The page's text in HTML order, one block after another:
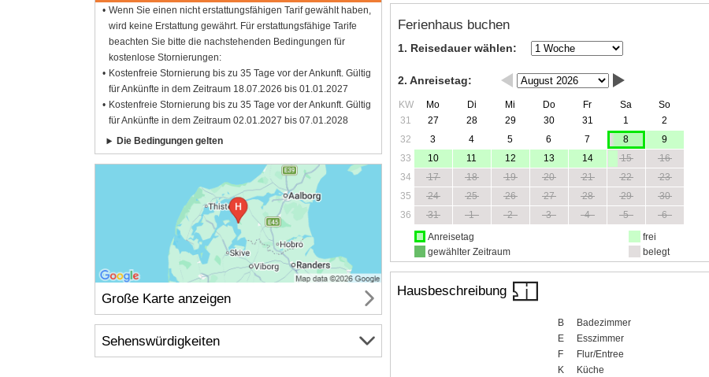
Ferienhaus buchen
1. Reisedauer wählen:
2. Anreisetag:
KW Mo Di Mi Do Fr Sa
So
31
27 28 29 30 31 1
2
32
3 4 5 6 7 8
9
33
10 11 12 13 14 15
16
34
17 18 19 20 21 22
23
35
24 25 26 27 28 29
30
36
31 1 2 3 4 5
6
Anreisetag
gewählter Zeitraum
frei
belegt
Hausbeschreibung
B
Badezimmer
E
Esszimmer
F
Flur/Entree
K
Küche
Wenn Sie einen nicht erstattungsfähigen Tarif gewählt haben,
wird keine Erstattung gewährt. Für erstattungsfähige Tarife
beachten Sie bitte die nachstehenden Bedingungen für
kostenlose Stornierungen:
Kostenfreie Stornierung bis zu 35 Tage vor der Ankunft. Gültig
für Ankünfte in dem Zeitraum 18.07.2026 bis 01.01.2027
Kostenfreie Stornierung bis zu 35 Tage vor der Ankunft. Gültig
für Ankünfte in dem Zeitraum 02.01.2027 bis 07.01.2028
Die Bedingungen gelten
Große Karte anzeigen
Sehenswürdigkeiten